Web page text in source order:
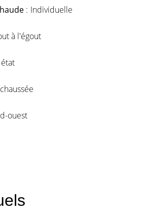
Individuelle
à l'égout
ouest